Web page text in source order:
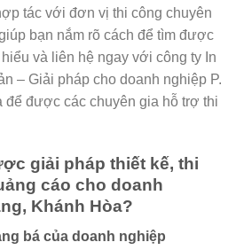
tác với đơn vị thi công chuyên
bạn nắm rõ cách để tìm được
và liên hệ ngay với công ty In
– Giải pháp cho doanh nghiệp P.
để được các chuyên gia hỗ trợ thi
giải pháp thiết kế, thi
cáo cho doanh
Khánh Hòa?
bá của doanh nghiệp